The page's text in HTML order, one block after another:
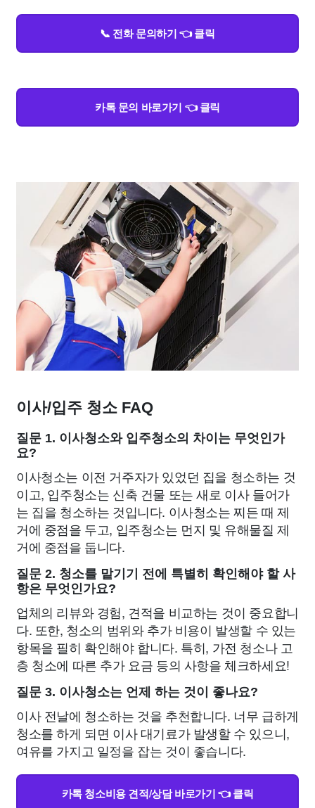
📞 전화 문의하기 👈 클릭
카톡 문의 바로가기 👈 클릭
이사/입주 청소 FAQ
질문 1. 이사청소와 입주청소의 차이는 무엇인가
요?
이사청소는 이전 거주자가 있었던 집을 청소하는 것
이고, 입주청소는 신축 건물 또는 새로 이사 들어가
는 집을 청소하는 것입니다. 이사청소는 찌든 때 제
거에 중점을 두고, 입주청소는 먼지 및 유해물질 제
거에 중점을 둡니다.
질문 2. 청소를 맡기기 전에 특별히 확인해야 할 사
항은 무엇인가요?
업체의 리뷰와 경험, 견적을 비교하는 것이 중요합니
다. 또한, 청소의 범위와 추가 비용이 발생할 수 있는
항목을 필히 확인해야 합니다. 특히, 가전 청소나 고
층 청소에 따른 추가 요금 등의 사항을 체크하세요!
질문 3. 이사청소는 언제 하는 것이 좋나요?
이사 전날에 청소하는 것을 추천합니다. 너무 급하게
청소를 하게 되면 이사 대기료가 발생할 수 있으니,
여유를 가지고 일정을 잡는 것이 좋습니다.
카톡 청소비용 견적/상담 바로가기 👈 클릭